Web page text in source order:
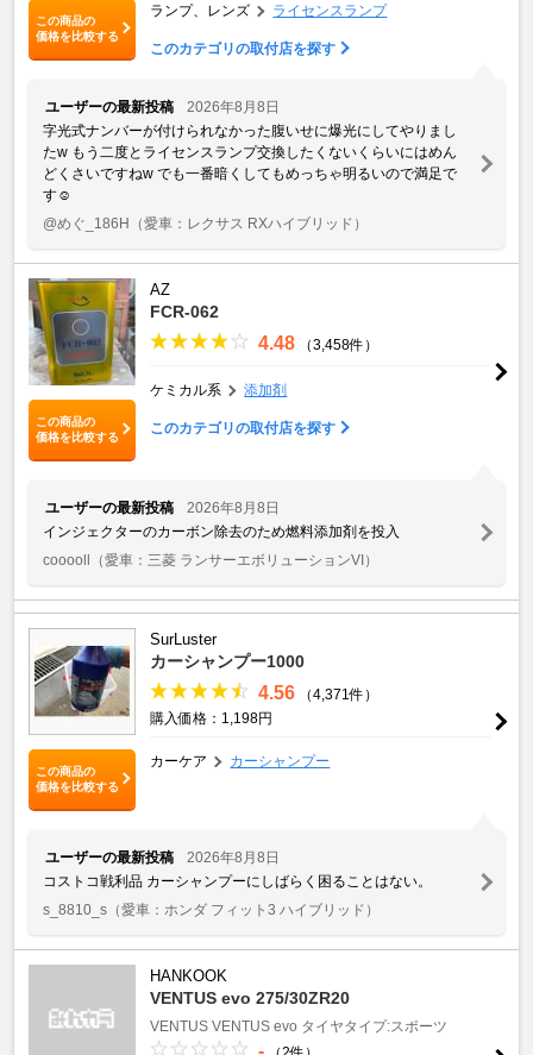
この商品の
価格を比較する
ランプ、レンズ ライセンスランプ
このカテゴリの取付店を探す
ユーザーの最新投稿
2026年8月8日
字光式ナンバーが付けられなかった腹いせに爆光にしてやりまし
た‪w もう二度とライセンスランプ交換したくないくらいにはめん
どくさいですね‪w でも一番暗くしてもめっちゃ明るいので満足で
す☺️
@めぐ_186H （愛車：レクサス RXハイブリッド）
この商品の
価格を比較する
AZ
FCR-062
4.48 （3,458件）
ケミカル系 添加剤
このカテゴリの取付店を探す
ユーザーの最新投稿
2026年8月8日
インジェクターのカーボン除去のため燃料添加剤を投入
cooooll （愛車：三菱 ランサーエボリューションVI）
この商品の
価格を比較する
SurLuster
カーシャンプー1000
4.56
（4,371件）
購入価格：1,198円
カーケア カーシャンプー
ユーザーの最新投稿
2026年8月8日
コストコ戦利品 カーシャンプーにしばらく困ることはない。
s_8810_s （愛車：ホンダ フィット3 ハイブリッド）
HANKOOK
VENTUS evo 275/30ZR20
VENTUS VENTUS evo タイヤタイプ:スポーツ
-